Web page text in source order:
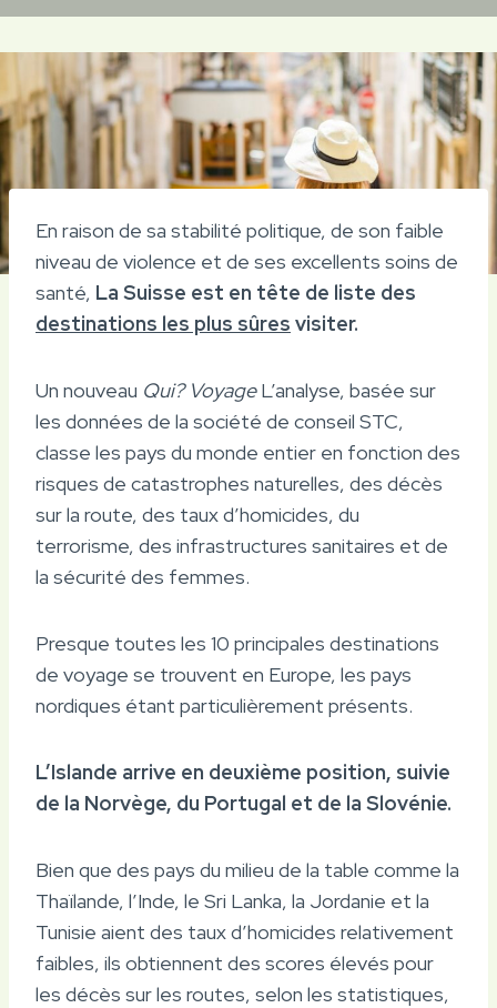
En raison de sa stabilité politique, de son faible
niveau de violence et de ses excellents soins de
santé, La Suisse est en tête de liste des
destinations les plus sûres visiter.
Un nouveau Qui? VoyageL’analyse, basée sur
les données de la société de conseil STC,
classe les pays du monde entier en fonction des
risques de catastrophes naturelles, des décès
sur la route, des taux d’homicides, du
terrorisme, des infrastructures sanitaires et de
la sécurité des femmes.
Presque toutes les 10 principales destinations
de voyage se trouvent en Europe, les pays
nordiques étant particulièrement présents.
L’Islande arrive en deuxième position, suivie
de la Norvège, du Portugal et de la Slovénie.
Bien que des pays du milieu de la table comme la
Thaïlande, l’Inde, le Sri Lanka, la Jordanie et la
Tunisie aient des taux d’homicides relativement
faibles, ils obtiennent des scores élevés pour
les décès sur les routes, selon les statistiques,